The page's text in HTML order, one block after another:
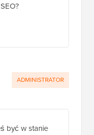
być w stanie
ADMINISTRATOR